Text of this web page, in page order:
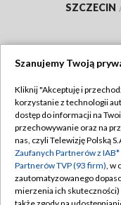
SZCZECIN
Abonament TVP
Emisja w TVP
Centrum informacji
Naziemna
Szanujemy Twoją
Kliknij "Akceptuję i
korzystanie z technologii
dostęp do informacji na
przechowywanie oraz na
nas, czyli Telewizję Polską
Zaufanych Partnerów z
Partnerów TVP (93 firm), w
zautomatyzowanego
mierzenia ich skuteczności)